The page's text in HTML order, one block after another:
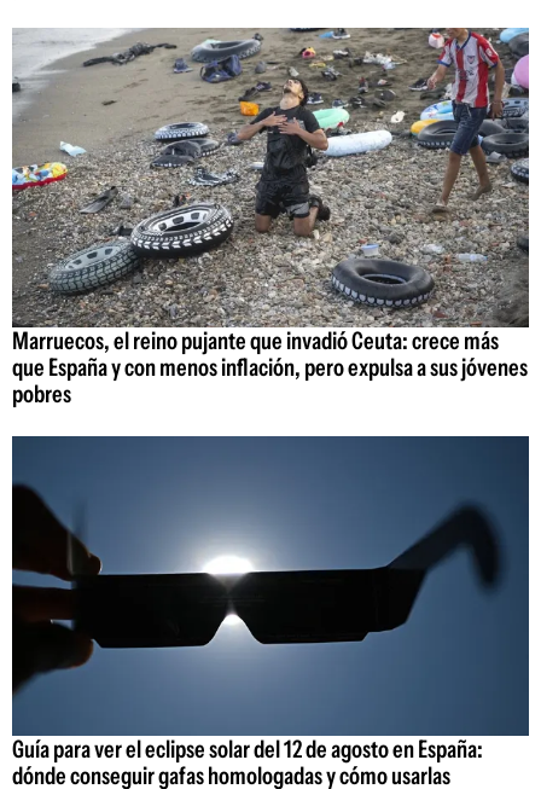
Marruecos, el reino pujante que invadió Ceuta: crece más
que España y con menos inflación, pero expulsa a sus jóvenes
pobres
Guía para ver el eclipse solar del 12 de agosto en España:
dónde conseguir gafas homologadas y cómo usarlas